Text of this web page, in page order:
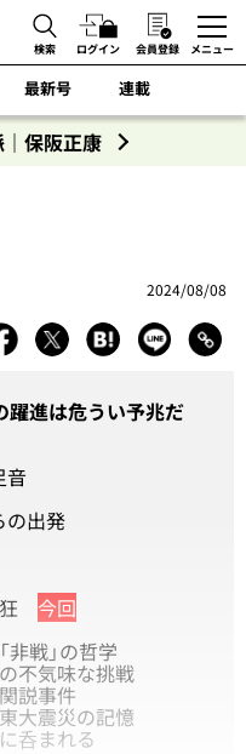
検索 ログイン 会員登録 メニュー
最新号 連載
保阪正康
2024/08/08
躍進は危うい予兆だ
音
の出発
今回
戦」の哲学
不気味な挑戦
説事件
大震災の記憶
呑まれる